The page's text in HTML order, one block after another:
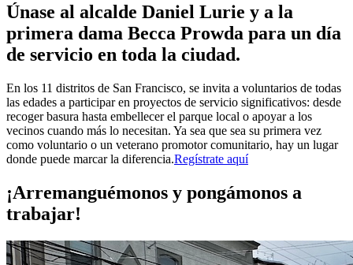
Únase al alcalde Daniel Lurie y a la
primera dama Becca Prowda para un día
de servicio en toda la ciudad.
En los 11 distritos de San Francisco, se invita a voluntarios de todas
las edades a participar en proyectos de servicio significativos: desde
recoger basura hasta embellecer el parque local o apoyar a los
vecinos cuando más lo necesitan. Ya sea que sea su primera vez
como voluntario o un veterano promotor comunitario, hay un lugar
donde puede marcar la diferencia.Regístrate aquí
¡Arremanguémonos y pongámonos a
trabajar!